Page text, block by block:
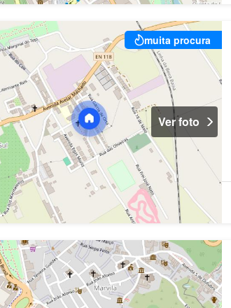
muita procura
Ver foto